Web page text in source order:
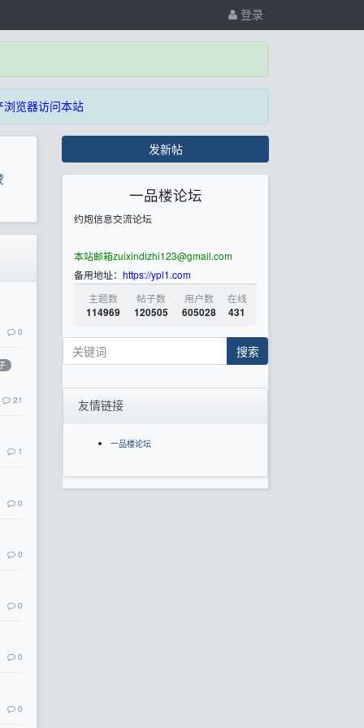
登录
览器访问本站
0
21
1
0
0
0
0
0
发新帖
一品楼论坛
约炮信息交流论坛
本站邮箱zuixindizhi123@gmail.com
备用地址： https://ypl1.com
主题数
114969
帖子数
120505
用户数
605028
在线
431
搜索
友情链接
一品楼论坛